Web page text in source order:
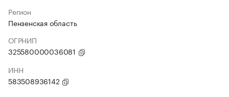
Регион
Пензенская область
ОГРНИП
325580000036081
ИНН
583508936142